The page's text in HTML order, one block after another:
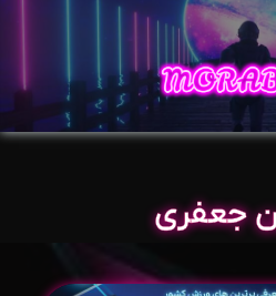
جعفری